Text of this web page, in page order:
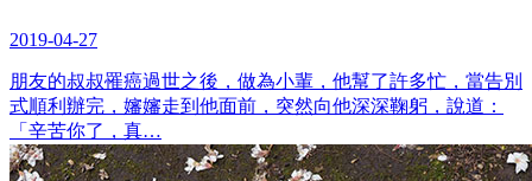
2019-04-27
朋友的叔叔罹癌過世之後，做為小輩，他幫了許多忙，當告別
式順利辦完，嬸嬸走到他面前，突然向他深深鞠躬，說道：
「辛苦你了，真…